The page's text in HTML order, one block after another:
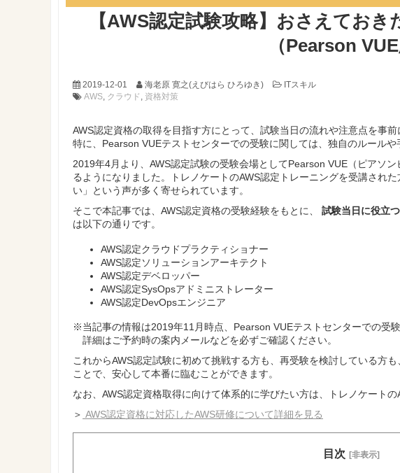
【AWS認定試験攻略】おさえてお
（Pearson VUE
2019-12-01 海老原 寛之(えびはら ひろゆき)
ITスキル
AWS, クラウド , 資格対策
AWS認定資格の取得を目指す方にとって、 試験当日の流れや注意点を事前
特に、Pearson VUEテストセンターでの受験に関しては、独自のルールや
2019年4月より、AWS認定試験の受験会場としてPearson VUE（ピアソ
るようになりました。トレノケートのAWS認定トレーニングを受講され
い」という声が多く寄せられています。
そこで本記事では、AWS認定資格の受験経験をもとに、
試験当日に役立
は以下の通りです。
AWS認定クラウドプラクティショナー
AWS認定ソリューションアーキテクト
AWS認定デベロッパー
AWS認定SysOpsアドミニストレーター
AWS認定DevOpsエンジニア
※当記事の情報は2019年11月時点、Pearson VUEテストセンターでの受験
詳細はご予約時の案内メールなどを必ずご確認ください。
これからAWS認定試験に初めて挑戦する方も、再受験を検討している方も
ことで、安心して本番に臨むことができます。
なお、 AWS認定資格取得に向けて体系的に学びたい方は、トレノケートの
＞ AWS認定資格に対応したAWS研修について詳細を見る
目次 [非表示]